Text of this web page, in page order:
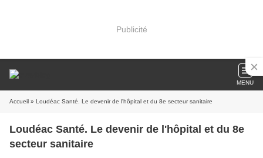
Publicité
MENU
Accueil » Loudéac Santé. Le devenir de l'hôpital et du 8e secteur sanitaire
Loudéac Santé. Le devenir de l'hôpital et du 8e
secteur sanitaire